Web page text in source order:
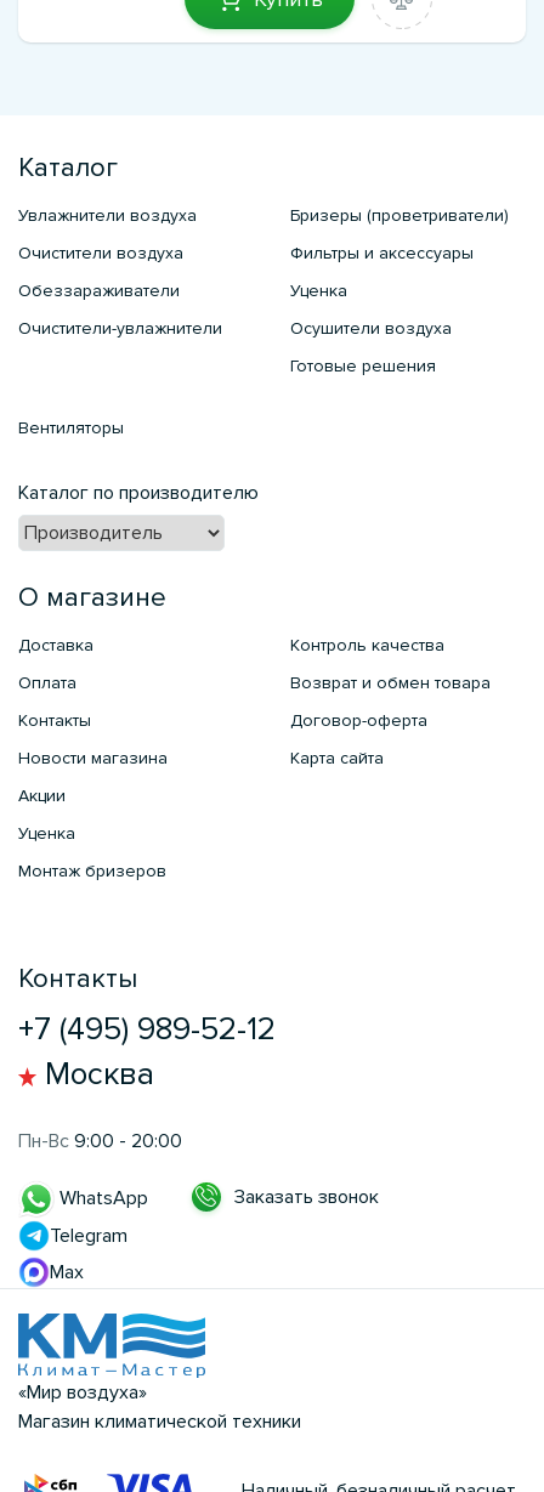
Каталог
Увлажнители воздуха
Очистители воздуха
Обеззараживатели
Очистители-увлажнители
Бризеры (проветриватели)
Фильтры и аксессуары
Уценка
Осушители воздуха
Готовые решения
Вентиляторы
Каталог по производителю
О магазине
Доставка
Оплата
Контакты
Новости магазина
Акции
Уценка
Монтаж бризеров
Контроль качества
Возврат и обмен товара
Договор-оферта
Карта сайта
Контакты
+7 (495) 989-52-12
Москва
Пн-Вс 9:00 - 20:00
WhatsApp
Telegram
Max
Заказать звонок
«Мир воздуха»
Магазин климатической техники